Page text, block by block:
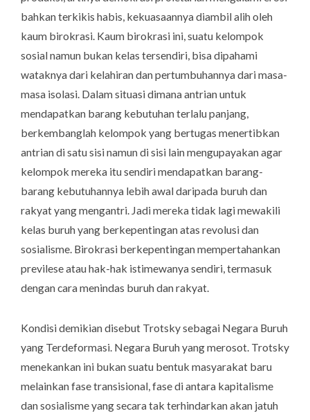
bahkan terkikis habis, kekuasaannya diambil alih oleh
kaum birokrasi. Kaum birokrasi ini, suatu kelompok
sosial namun bukan kelas tersendiri, bisa dipahami
wataknya dari kelahiran dan pertumbuhannya dari masa-
masa isolasi. Dalam situasi dimana antrian untuk
mendapatkan barang kebutuhan terlalu panjang,
berkembanglah kelompok yang bertugas menertibkan
antrian di satu sisi namun di sisi lain mengupayakan agar
kelompok mereka itu sendiri mendapatkan barang-
barang kebutuhannya lebih awal daripada buruh dan
rakyat yang mengantri. Jadi mereka tidak lagi mewakili
kelas buruh yang berkepentingan atas revolusi dan
sosialisme. Birokrasi berkepentingan mempertahankan
previlese atau hak-hak istimewanya sendiri, termasuk
dengan cara menindas buruh dan rakyat.
Kondisi demikian disebut Trotsky sebagai Negara Buruh
yang Terdeformasi. Negara Buruh yang merosot. Trotsky
menekankan ini bukan suatu bentuk masyarakat baru
melainkan fase transisional, fase di antara kapitalisme
dan sosialisme yang secara tak terhindarkan akan jatuh